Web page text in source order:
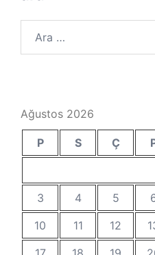
Ağustos 2026
P S Ç
3
4 5
10
11 12